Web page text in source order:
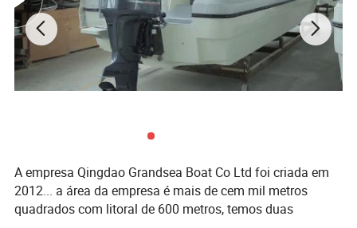
A empresa Qingdao Grandsea Boat Co Ltd foi criada em
2012... a área da empresa é mais de cem mil metros
quadrados com litoral de 600 metros, temos duas